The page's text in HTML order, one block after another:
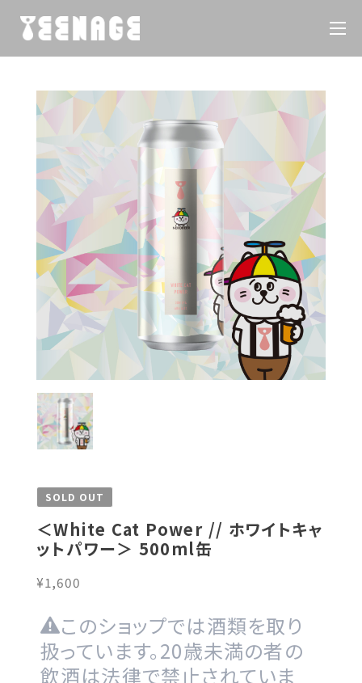
SOLD OUT
＜White Cat Power // ホワイトキャ
ットパワー＞ 500ml缶
¥1,600
このショップでは酒類を取り
扱っています。20歳未満の者の
飲酒は法律で禁止されていま